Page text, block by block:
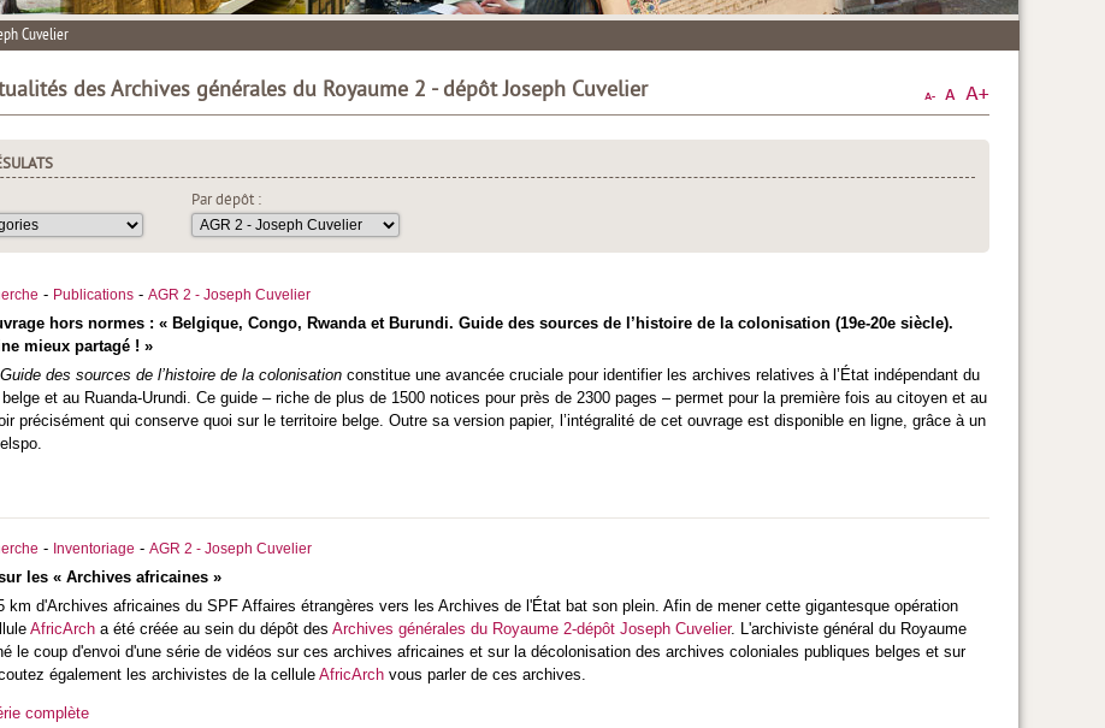
Cuvelier
des Archives générales du Royaume 2 - dépôt Joseph Cuvelier
Par dépôt :
- Publications - AGR 2 - Joseph Cuvelier
hors normes : « Belgique, Congo, Rwanda et Burundi. Guide des sources de l’histoire de la colonisation (19e-20e siècle).
mieux partagé ! »
Guide des sources de l’histoire de la colonisation constitue une avancée cruciale pour identifier les archives relatives à l’État indépendant du
et au Ruanda-Urundi. Ce guide – riche de plus de 1500 notices pour près de 2300 pages – permet pour la première fois au citoyen et au
précisément qui conserve quoi sur le territoire belge. Outre sa version papier, l’intégralité de cet ouvrage est disponible en ligne, grâce à un
- Inventoriage - AGR 2 - Joseph Cuvelier
les « Archives africaines »
km d'Archives africaines du SPF Affaires étrangères vers les Archives de l'État bat son plein. Afin de mener cette gigantesque opération
AfricArch a été créée au sein du dépôt des Archives générales du Royaume 2-dépôt Joseph Cuvelier. L'archiviste général du Royaume
le coup d'envoi d'une série de vidéos sur ces archives africaines et sur la décolonisation des archives coloniales publiques belges et sur
également les archivistes de la cellule AfricArch vous parler de ces archives.
complète